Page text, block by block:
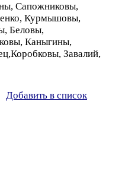
Сапожниковы,
Курмышовы,
Беловы,
Каныгины,
Завалий,
Добавить в список